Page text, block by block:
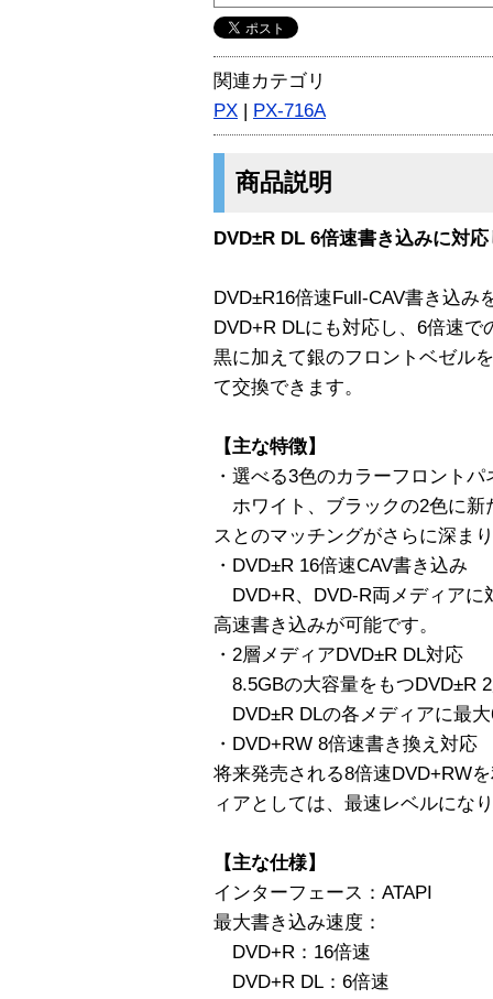
関連カテゴリ
PX | PX-716A
商品説明
DVD±R DL 6倍速書き込みに対
DVD±R16倍速Full-CAV書き込み
DVD+R DLにも対応し、6倍速で
黒に加えて銀のフロントベゼル
て交換できます。
【主な特徴】
・選べる3色のカラーフロントパ
ホワイト、ブラックの2色に新
スとのマッチングがさらに深ま
・DVD±R 16倍速CAV書き込み
DVD+R、DVD-R両メディアに
高速書き込みが可能です。
・2層メディアDVD±R DL対応
8.5GBの大容量をもつDVD±R
DVD±R DLの各メディアに最
・DVD+RW 8倍速書き換え対応
将来発売される8倍速DVD+RW
ィアとしては、最速レベルにな
【主な仕様】
インターフェース：ATAPI
最大書き込み速度：
DVD+R：16倍速
DVD+R DL：6倍速